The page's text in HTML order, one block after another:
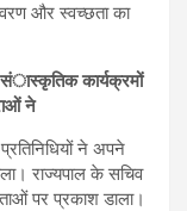
और स्वच्छता का
संास्कृतिक कार्यक्रमों
ने
ने अपने
राज्यपाल के सचिव
पर प्रकाश डाला।